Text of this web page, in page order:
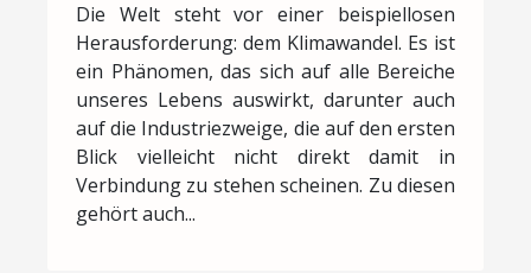
sollten
Die Welt steht vor einer beispiellosen
Herausforderung: dem Klimawandel. Es ist
ein Phänomen, das sich auf alle Bereiche
unseres Lebens auswirkt, darunter auch
auf die Industriezweige, die auf den ersten
Blick vielleicht nicht direkt damit in
Verbindung zu stehen scheinen. Zu diesen
gehört auch...